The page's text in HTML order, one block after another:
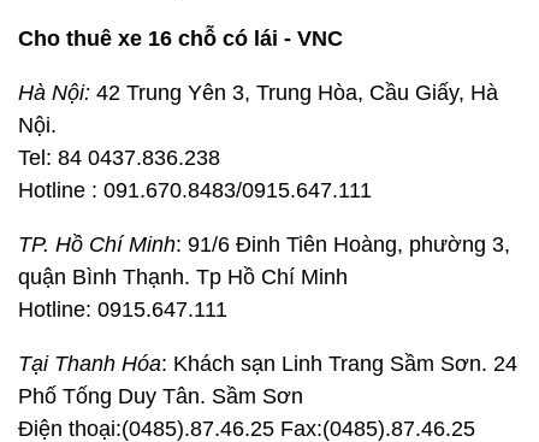
Cho thuê xe 16 chỗ có lái - VNC
Hà Nội: 42 Trung Yên 3, Trung Hòa, Cầu Giấy, Hà
Nội.
Tel: 84 0437.836.238
Hotline : 091.670.8483/0915.647.111
TP. Hồ Chí Minh: 91/6 Đinh Tiên Hoàng, phường 3,
quận Bình Thạnh. Tp Hồ Chí Minh
Hotline: 0915.647.111
Tại Thanh Hóa: Khách sạn Linh Trang Sầm Sơn. 24
Phố Tống Duy Tân. Sầm Sơn
Điện thoại:(0485).87.46.25 Fax:(0485).87.46.25